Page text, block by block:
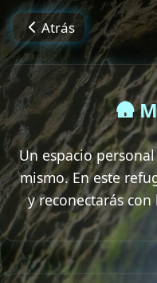
Atrás
🛖
Un espacio
mismo. En este
y reconectarás